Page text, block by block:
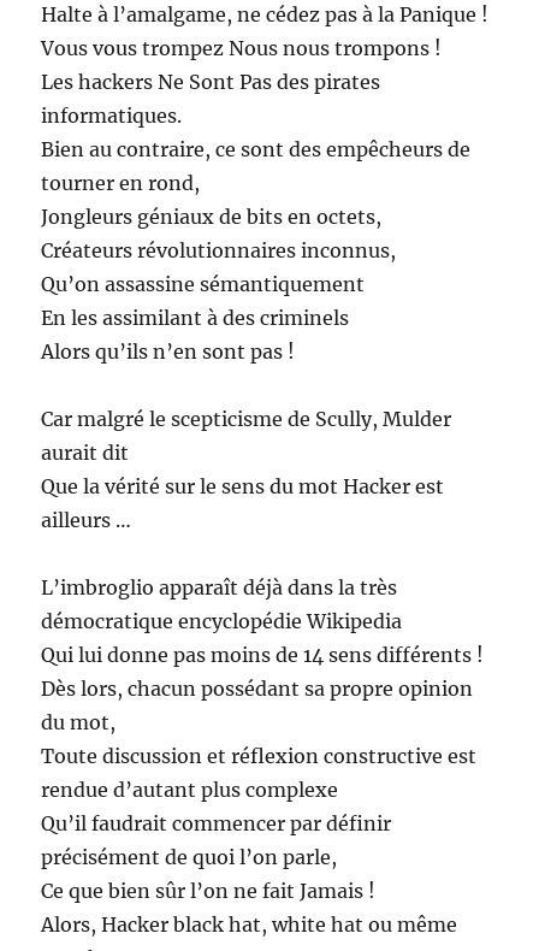
Halte à l’amalgame, ne cédez pas à la Panique !
Vous vous trompez Nous nous trompons !
Les hackers Ne Sont Pas des pirates
informatiques.
Bien au contraire, ce sont des empêcheurs de
tourner en rond,
Jongleurs géniaux de bits en octets,
Créateurs révolutionnaires inconnus,
Qu’on assassine sémantiquement
En les assimilant à des criminels
Alors qu’ils n’en sont pas !
Car malgré le scepticisme de Scully, Mulder
aurait dit
Que la vérité sur le sens du mot Hacker est
ailleurs …
L’imbroglio apparaît déjà dans la très
démocratique encyclopédie Wikipedia
Qui lui donne pas moins de 14 sens différents !
Dès lors, chacun possédant sa propre opinion
du mot,
Toute discussion et réflexion constructive est
rendue d’autant plus complexe
Qu’il faudrait commencer par définir
précisément de quoi l’on parle,
Ce que bien sûr l’on ne fait Jamais !
Alors, Hacker black hat, white hat ou même